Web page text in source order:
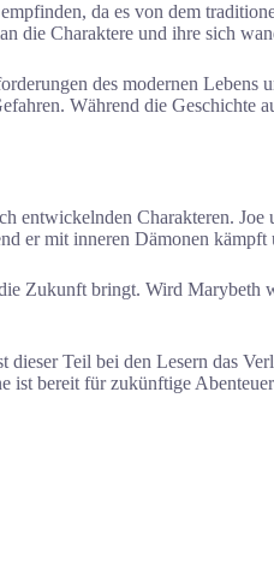
da es von dem
die Charaktere und ihre sich
des modernen
Während die
entwickelnden Charakteren.
er mit inneren Dämonen kämpft
Zukunft bringt. Wird
Teil bei den Lesern das
bereit für zukünftige